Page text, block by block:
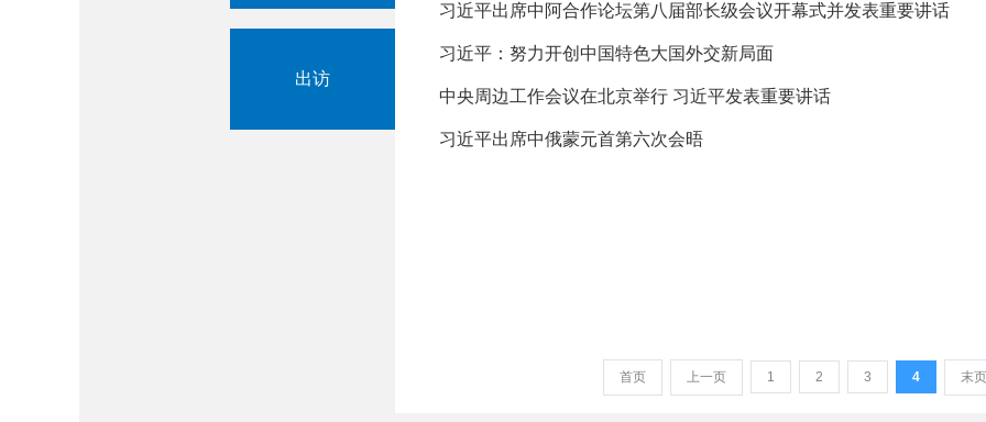
出访
习近平出席中阿合作论坛第八届部长级会议开幕式并发表重要讲话
习近平：努力开创中国特色大国外交新局面
中央周边工作会议在北京举行 习近平发表重要讲话
习近平出席中俄蒙元首第六次会晤
首页 上一页 1 2 3 4 末页